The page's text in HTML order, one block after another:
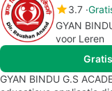
3.7
GYAN
voor Leren
GYAN BINDU G.S